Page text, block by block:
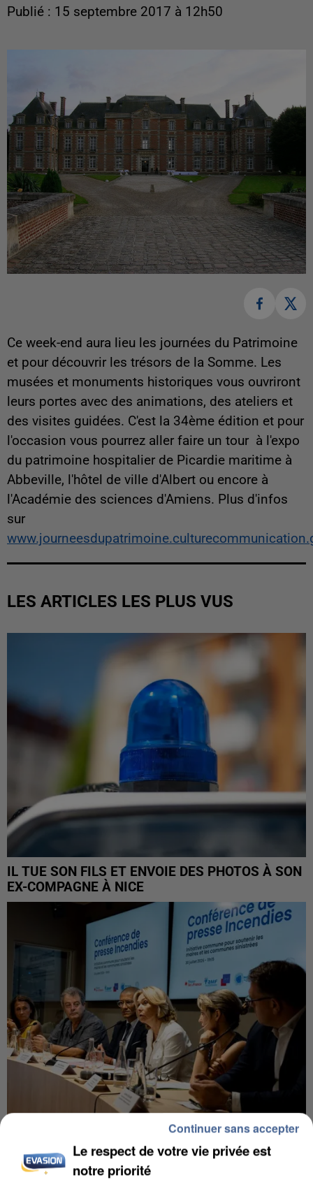
Publié : 15 septembre 2017 à 12h50
Ce week-end aura lieu les journées du Patrimoine
et pour découvrir les trésors de la Somme. Les
musées et monuments historiques vous ouvriront
leurs portes avec des animations, des ateliers et
des visites guidées. C'est la 34ème édition et pour
l'occasion vous pourrez aller faire un tour à l'expo
du patrimoine hospitalier de Picardie maritime à
Abbeville, l'hôtel de ville d'Albert ou encore à
l'Académie des sciences d'Amiens. Plus d'infos
sur
LES ARTICLES LES PLUS VUS
IL TUE SON FILS ET ENVOIE DES PHOTOS À SON
EX-COMPAGNE À NICE
INCENDIES : L’ÎLE-DE-FRANCE LANCE UN ÉLAN
DE SOLIDARITÉ AVEC LES...
Le respect de votre vie privée est
notre priorité
Continuer sans accepter